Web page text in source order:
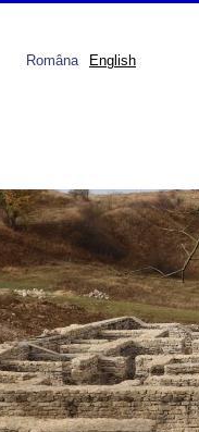
Româna English